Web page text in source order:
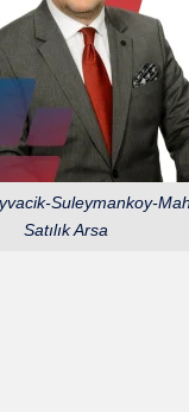
Suleymankoy-
Satılık Arsa